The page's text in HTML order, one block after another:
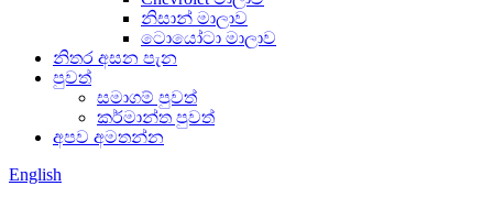
නිසාන් මාලාව
ටොයෝටා මාලාව
නිතර අසන පැන
පුවත්
සමාගම් පුවත්
කර්මාන්ත පුවත්
අපව අමතන්න
English